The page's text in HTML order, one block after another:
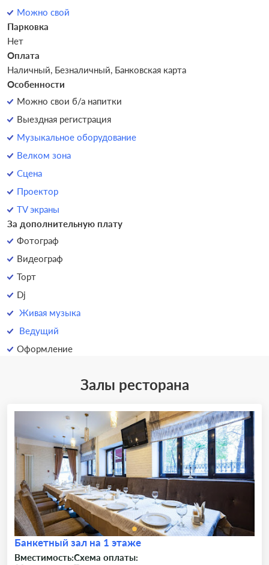
Можно свой
Парковка
Нет
Оплата
Наличный, Безналичный, Банковская карта
Особенности
Можно свои б/а напитки
Выездная регистрация
Музыкальное оборудование
Велком зона
Сцена
Проектор
TV экраны
За дополнительную плату
Фотограф
Видеограф
Торт
Dj
Живая музыка
Ведущий
Оформление
Залы ресторана
Банкетный зал на 1 этаже
Вместимость:Схема оплаты: